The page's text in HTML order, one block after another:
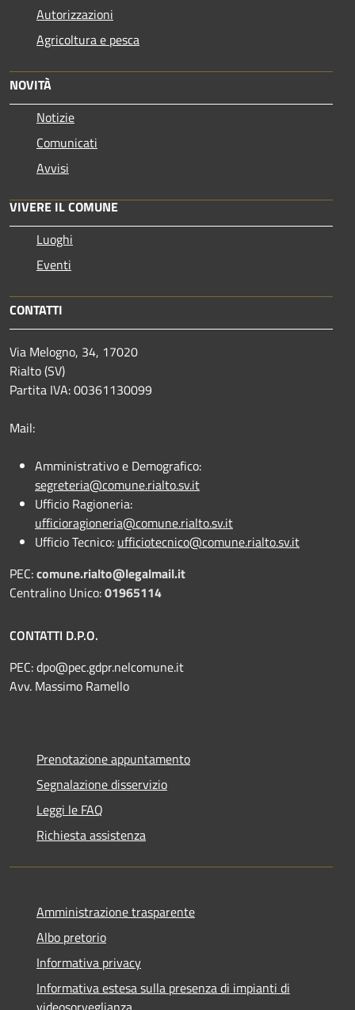
Autorizzazioni
Agricoltura e pesca
NOVITÀ
Notizie
Comunicati
Avvisi
VIVERE IL COMUNE
Luoghi
Eventi
CONTATTI
Via Melogno, 34, 17020
Rialto (SV)
Partita IVA: 00361130099
Mail:
Amministrativo e Demografico:
segreteria@comune.rialto.sv.it
Ufficio Ragioneria:
ufficioragioneria@comune.rialto.sv.it
Ufficio Tecnico: ufficiotecnico@comune.rialto.sv.it
PEC:comune.rialto@legalmail.it
Centralino Unico:01965114
CONTATTI D.P.O.
PEC:dpo@pec.gdpr.nelcomune.it
Avv. Massimo Ramello
Prenotazione appuntamento
Segnalazione disservizio
Leggi le FAQ
Richiesta assistenza
Amministrazione trasparente
Albo pretorio
Informativa privacy
Informativa estesa sulla presenza di impianti di